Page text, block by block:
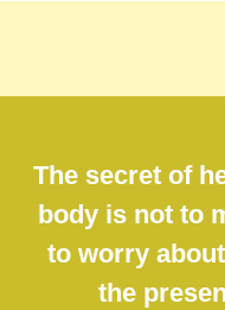
The secret of
body is not to
to worry
the